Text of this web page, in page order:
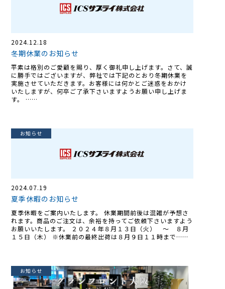
2024.12.18
冬期休業のお知らせ
平素は格別のご愛顧を賜り、厚く御礼申し上げます。さて、誠
に勝手ではございますが、弊社では下記のとおり冬期休業を
実施させていただきます。お客様には何かとご迷惑をおかけ
いたしますが、何卒ご了承下さいますようお願い申し上げま
す。 ……
お知らせ
2024.07.19
夏季休暇のお知らせ
夏季休暇をご案内いたします。 休業期間前後は混雑が予想さ
れます。商品のご注文は、余裕を持ってご依頼下さいますよう
お願いいたします。 ２０２４年８月１３日（火） ～ ８月
１５日（木） ※休業前の最終出荷は８月９日１１時まで……
お知らせ